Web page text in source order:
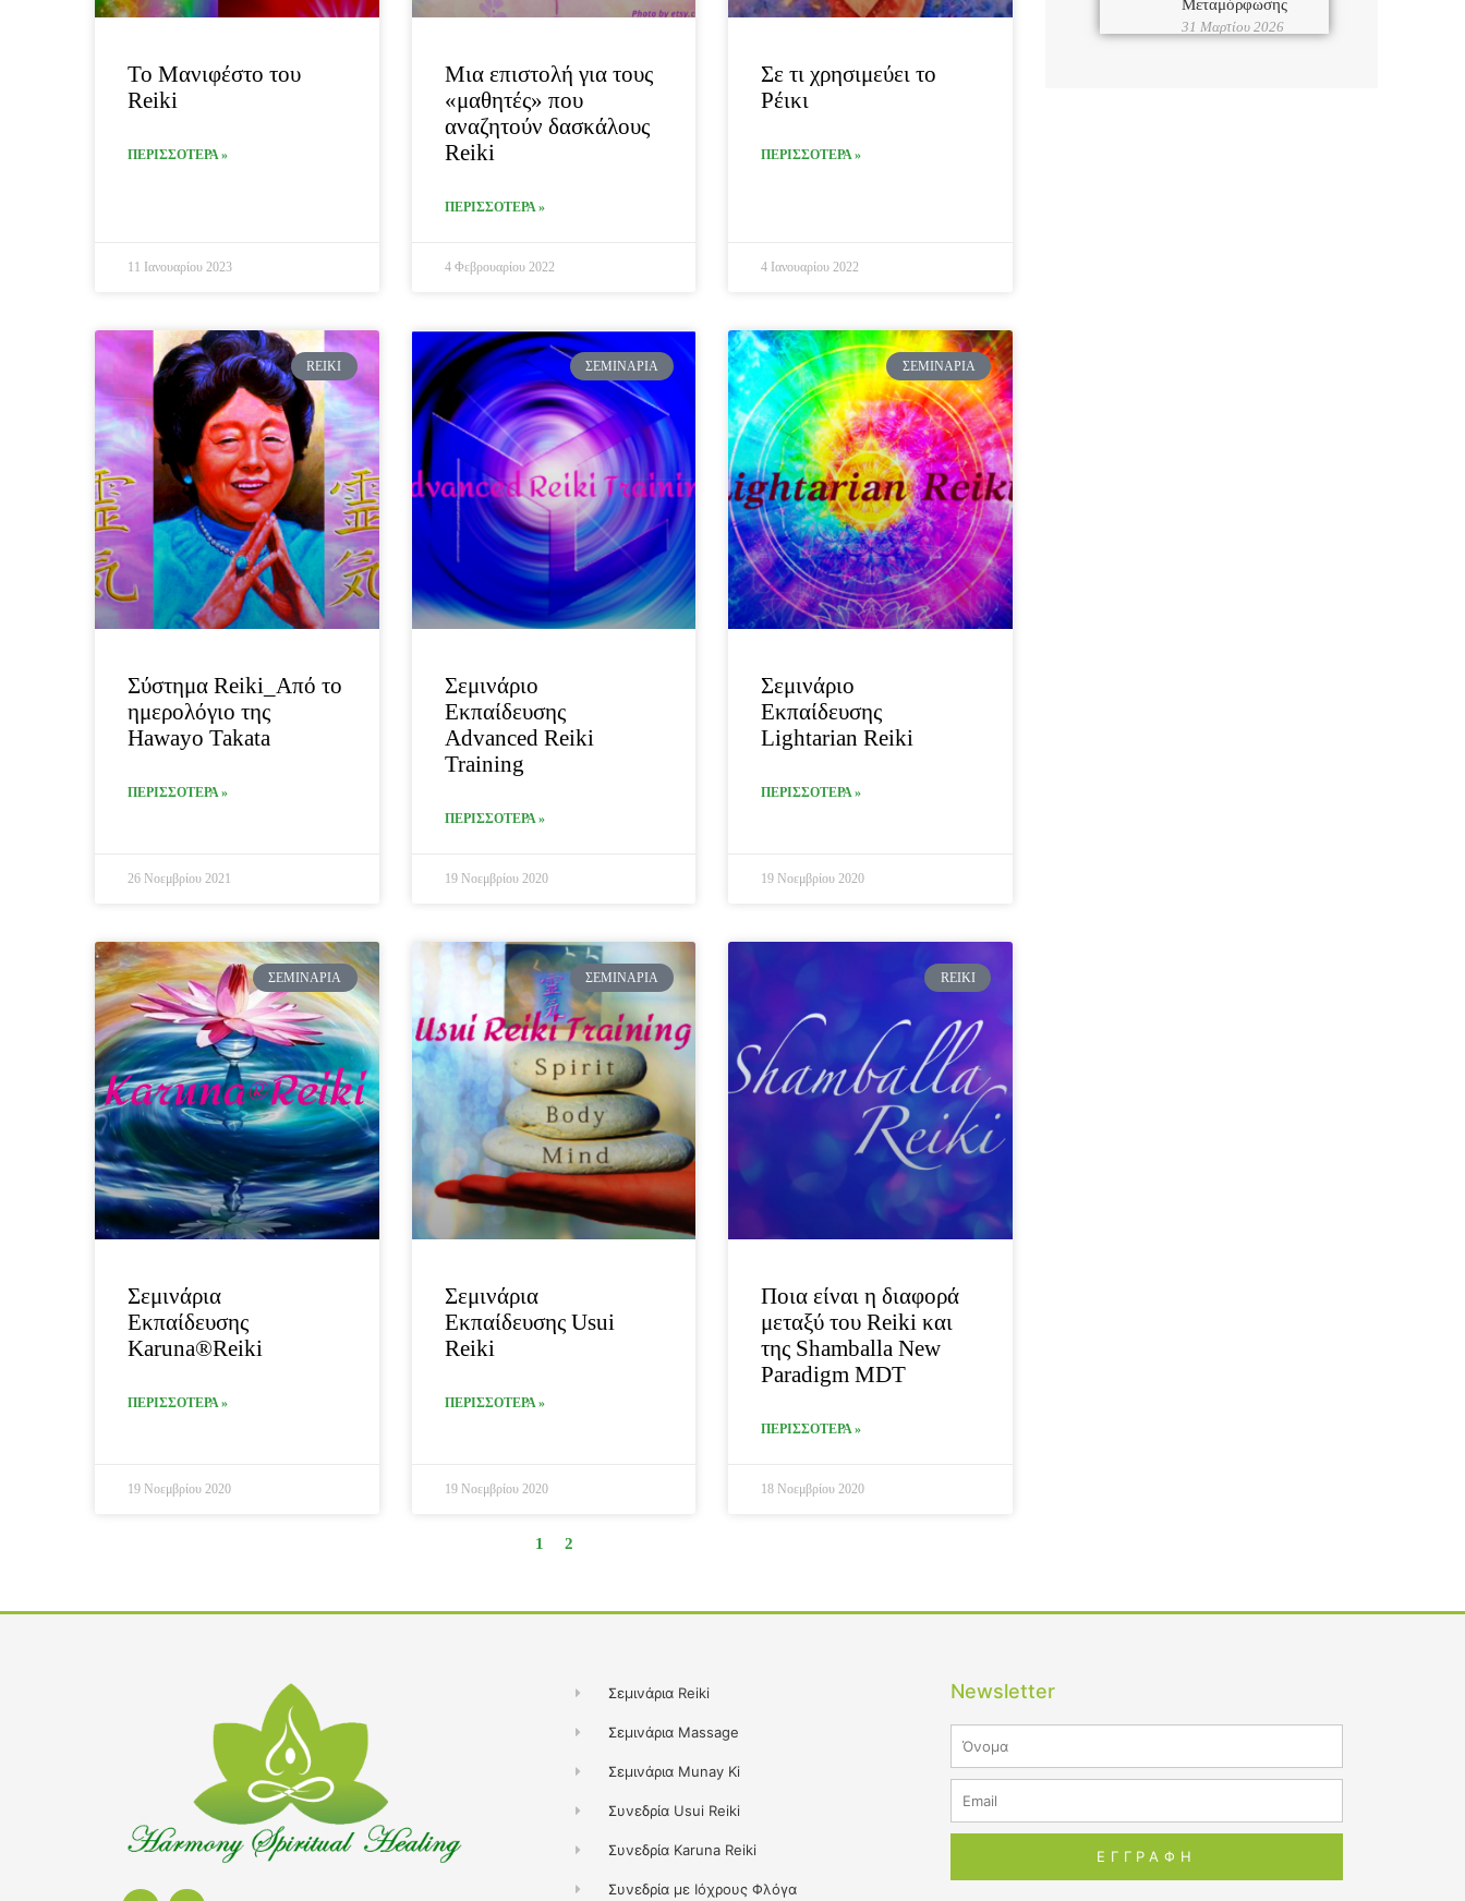
Το Μανιφέστο του
Reiki
ΠΕΡΙΣΣΟΤΕΡΑ »
11 Ιανουαρίου 2023
Μια επιστολή για τους
«μαθητές» που
αναζητούν δασκάλους
Reiki
ΠΕΡΙΣΣΟΤΕΡΑ »
4 Φεβρουαρίου 2022
Σε τι χρησιμεύει το
Ρέικι
ΠΕΡΙΣΣΟΤΕΡΑ »
4 Ιανουαρίου 2022
REIKI
Σύστημα Reiki_Από το
ημερολόγιο της
Hawayo Takata
ΠΕΡΙΣΣΟΤΕΡΑ »
26 Νοεμβρίου 2021
ΣΕΜΙΝΆΡΙΑ
Σεμινάριο
Εκπαίδευσης
Advanced Reiki
Training
ΠΕΡΙΣΣΟΤΕΡΑ »
19 Νοεμβρίου 2020
ΣΕΜΙΝΆΡΙΑ
Σεμινάριο
Εκπαίδευσης
Lightarian Reiki
ΠΕΡΙΣΣΟΤΕΡΑ »
19 Νοεμβρίου 2020
ΣΕΜΙΝΆΡΙΑ
Σεμινάρια
Εκπαίδευσης
Karuna®Reiki
ΠΕΡΙΣΣΟΤΕΡΑ »
19 Νοεμβρίου 2020
ΣΕΜΙΝΆΡΙΑ
Σεμινάρια
Εκπαίδευσης Usui
Reiki
ΠΕΡΙΣΣΟΤΕΡΑ »
19 Νοεμβρίου 2020
REIKI
Ποια είναι η διαφορά
μεταξύ του Reiki και
της Shamballa New
Paradigm MDT
ΠΕΡΙΣΣΟΤΕΡΑ »
18 Νοεμβρίου 2020
1 2
Μεταμόρφωσης
31 Μαρτίου 2026
F
I
Σεμινάρια Reiki
Σεμινάρια Massage
Σεμινάρια Munay Ki
Συνεδρία Usui Reiki
Συνεδρία Karuna Reiki
Συνεδρία με Ιόχρους Φλόγα
Newsletter
Name
Email
ΕΓΓΡΑΦΗ